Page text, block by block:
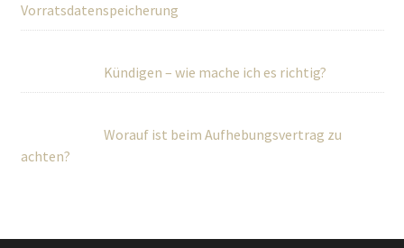
Vorratsdatenspeicherung
Kündigen – wie mache ich es richtig?
Worauf ist beim Aufhebungsvertrag zu
achten?